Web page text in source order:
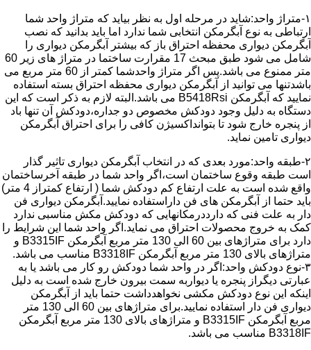
۱-متراژ واحد:شاید در مرحله اول به نظر بیاید که متراژ واحد شما
ارتباطی به نوع آبگرمکن انتخابی شما ندارد اما باید بدانید که نصب
آبگرمکن دیواری محفظه احتراق باز که بیشتر آبگرمکن دیواری را
شامل می شود طبق مبحث 17 مقرارت ساختما در متراژ های زیر 60
متر ممنوع می باشد.پس اگر متراژ واحدشما کمتر از 60 متر مربع می
باشدتنها می توانید از آبگرمکن دیواری محفظه احتراق بسته استفاده
نمایید که آبگرمکن B5418Rsi می باشد.البته لازم به ذکر است که این
دستگاه به دلیل وجود دودکش مخصوص دو جداره،دودکش آن تنها باد
از پنجره خارج شود تا بتوانداکسیژن کافی را برای احتراق آبگرمکن
دیواری تامین نماید.
۲-طبقه واحد:مورد بعدی که در انتخاب آبگرمکن دیواری تاثیر گذار
است طبقه وقوع ساختمان است،اگر واحد شما در طبقه آخرساختمان
واقع شده است به علت ارتفاع کم دودکش شما ( ارتفاع کمتراز 4 متر)
باید حتما از آبگرمکن های فن داراستفاده نمایید.آبگرمکن دیواری فن
دار به علت فنی که دارددرمکانهایی که دودکش مکش مناسبی ندارد
کمک به خروج محصولات احتراق می نماید.اگر واحد شما این شرایط را
دارد برای متراژهای بین 60 الی 130 متر مربع آبگرمکن B3315IF و
متراژهای بالای 130 متر مربع آبگرمکن B3318IF مناسب می باشد.
۳-نوع دودکش واحد:اگر در واحد شما دودکش رو کار می باشد یا به
عبارتی دیگراز پنجره یا دیواربه سمت بیرون خارج شده است به دلیل
اینکه این نوع دودکش مکشی نخواهدداشت حتما باید از آبگرمکن
دیواری فن دار استفاده نمایید.برای متراژهای بین 60 الی 130 متر
مربع آبگرمکن B3315IF و متراژهای بالای 130 متر مربع آبگرمکن
B3318IF مناسب می باشد.